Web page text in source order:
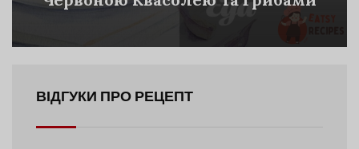
ВІДГУКИ ПРО РЕЦЕПТ